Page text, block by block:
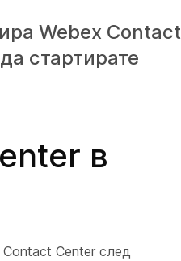
Webex Contact
стартирате
в
Center след